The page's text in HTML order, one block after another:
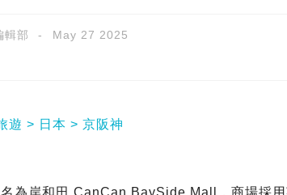
輯部 May 27 2025
遊 日本 京阪神